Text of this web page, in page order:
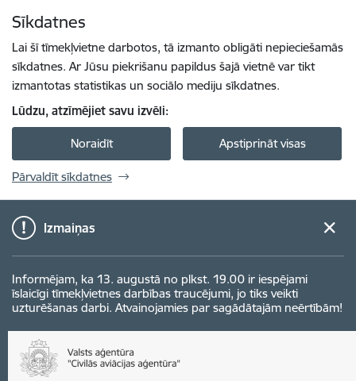
Sīkdatnes
Lai šī tīmekļvietne darbotos, tā izmanto obligāti nepieciešamās
sīkdatnes. Ar Jūsu piekrišanu papildus šajā vietnē var tikt
izmantotas statistikas un sociālo mediju sīkdatnes.
Lūdzu, atzīmējiet savu izvēli:
Noraidīt Apstiprināt visas
Pārvaldīt sīkdatnes
Izmaiņas
Informējam, ka 13. augustā no plkst. 19.00 ir iespējami
īslaicīgi tīmekļvietnes darbības traucējumi, jo tiks veikti
uzturēšanas darbi. Atvainojamies par sagādātajām neērtībām!